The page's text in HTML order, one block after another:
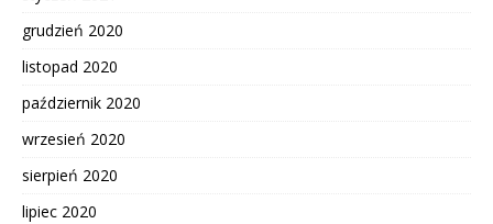
grudzień 2020
listopad 2020
październik 2020
wrzesień 2020
sierpień 2020
lipiec 2020